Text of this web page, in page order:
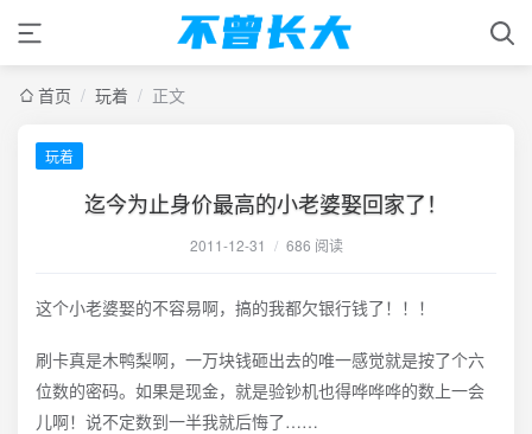
首页 / 玩着 / 正文
玩着
迄今为止身价最高的小老婆娶回家了！
2011-12-31 / 686 阅读
这个小老婆娶的不容易啊，搞的我都欠银行钱了！！！
刷卡真是木鸭梨啊，一万块钱砸出去的唯一感觉就是按了个六
位数的密码。如果是现金，就是验钞机也得哗哗哗的数上一会
儿啊！说不定数到一半我就后悔了……